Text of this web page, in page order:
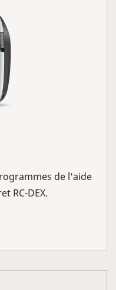
de l'aide
RC-DEX.